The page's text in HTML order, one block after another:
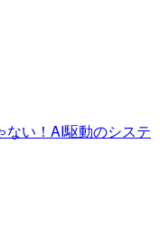
ない！AI駆動のシステ